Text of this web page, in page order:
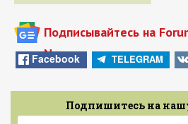
Подписывайтесь на
News
Facebook TELEGRAM
Подпишитесь на